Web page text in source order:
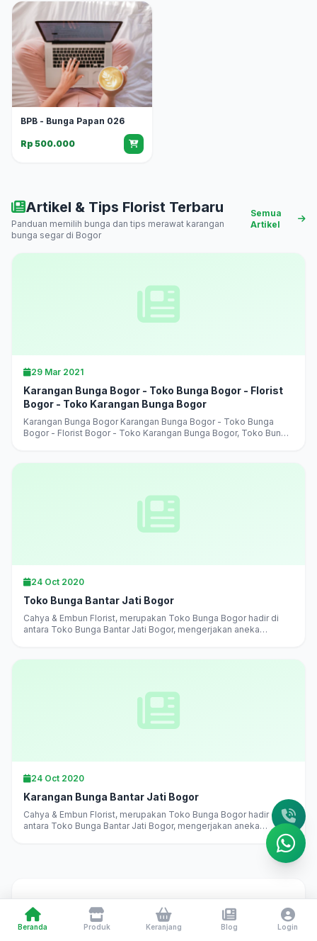
BPB - Bunga Papan 026
Rp 500.000
Artikel & Tips Florist Terbaru
Panduan memilih bunga dan tips merawat karangan
bunga segar di Bogor
Semua
Artikel
29 Mar 2021
Karangan Bunga Bogor - Toko Bunga Bogor - Florist
Bogor - Toko Karangan Bunga Bogor
Karangan Bunga Bogor Karangan Bunga Bogor - Toko Bunga
Bogor - Florist Bogor - Toko Karangan Bunga Bogor, Toko Bunga
24 Oct 2020
Toko Bunga Bantar Jati Bogor
Cahya & Embun Florist, merupakan Toko Bunga Bogor hadir di
antara Toko Bunga Bantar Jati Bogor, mengerjakan aneka
24 Oct 2020
Karangan Bunga Bantar Jati Bogor
Cahya & Embun Florist, merupakan Toko Bunga Bogor hadir di
antara Toko Bunga Bantar Jati Bogor, mengerjakan aneka
Toko Bunga Bogor 24 Jam
— Cahya & Embun Florist
Beranda Produk Keranjang Blog Login